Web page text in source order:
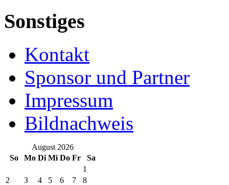
Sonstiges
Kontakt
Sponsor und Partner
Impressum
Bildnachweis
August 2026
So
Mo Di Mi Do Fr
Sa
1
2
3 4 5 6 7
8